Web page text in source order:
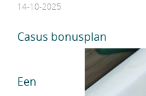
14-10-2025
Casus bonusplan
Een